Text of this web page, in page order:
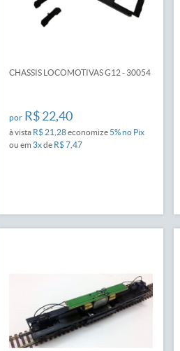
CHASSIS LOCOMOTIVAS G12 - 30054
por R$ 22,40
à vista R$ 21,28economize 5%no Pix
ou em 3xde R$ 7,47